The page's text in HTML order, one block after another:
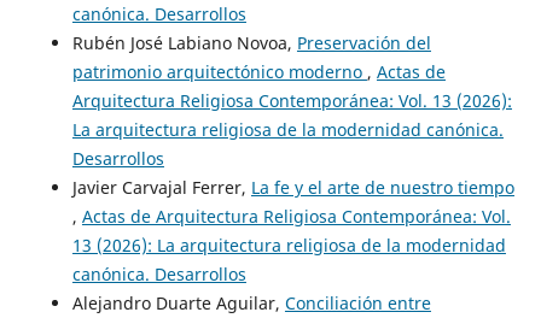
canónica. Desarrollos
Rubén José Labiano Novoa, Preservación del
patrimonio arquitectónico moderno , Actas de
Arquitectura Religiosa Contemporánea: Vol. 13 (2026):
La arquitectura religiosa de la modernidad canónica.
Desarrollos
Javier Carvajal Ferrer, La fe y el arte de nuestro tiempo
, Actas de Arquitectura Religiosa Contemporánea: Vol.
13 (2026): La arquitectura religiosa de la modernidad
canónica. Desarrollos
Alejandro Duarte Aguilar, Conciliación entre